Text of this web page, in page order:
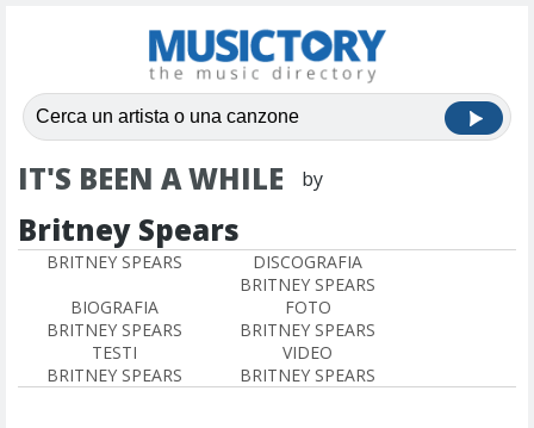
IT'S BEEN A WHILE by
Britney Spears
BRITNEY SPEARS
DISCOGRAFIA
BRITNEY SPEARS
BIOGRAFIA
BRITNEY SPEARS
FOTO
BRITNEY SPEARS
TESTI
BRITNEY SPEARS
VIDEO
BRITNEY SPEARS